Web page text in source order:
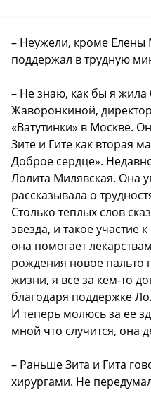
– Неужели, кроме
поддержал в трудную
– Не знаю, как бы я жила
Жаворонкиной,
«Ватутинки» в Москве.
Зите и Гите как вторая
Доброе сердце».
Лолита Милявская. Она
рассказывала о
Столько теплых слов
звезда, и такое
она помогает
рождения новое пальто
жизни, я все за кем-то
благодаря поддержке
И теперь молюсь за ее
мной что случится, она
– Раньше Зита и Гита
хирургами. Не